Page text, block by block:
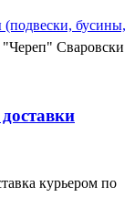
(подвески, бусины,
"Череп" Сваровски
курьером по